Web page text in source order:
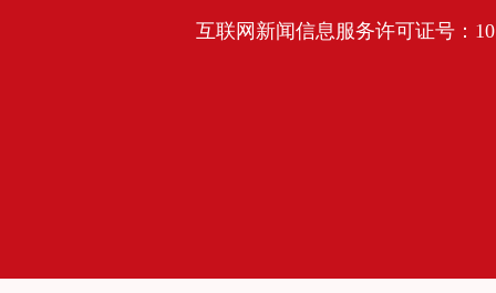
互联网新闻信息服务许可证号：